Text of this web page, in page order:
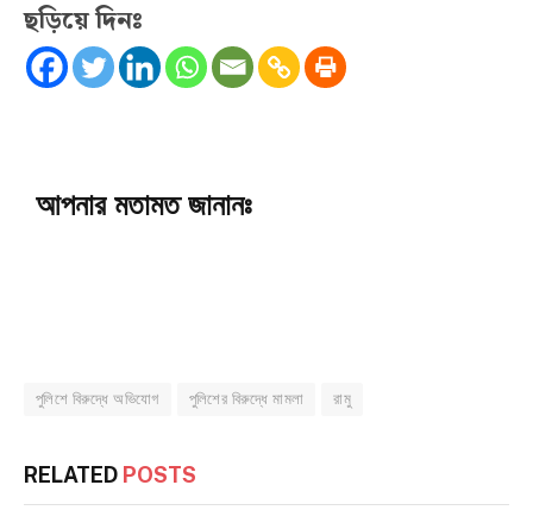
ছড়িয়ে দিনঃ
আপনার মতামত জানানঃ
পুলিশে বিরুদ্ধে অভিযোগ পুলিশের বিরুদ্ধে মামলা রামু
RELATED POSTS